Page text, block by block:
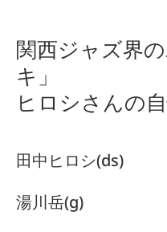
関西ジャズ界
キ」
ヒロシさんの
田中ヒロシ(ds)
湯川岳(g)